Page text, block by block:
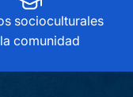
socioculturales
comunidad